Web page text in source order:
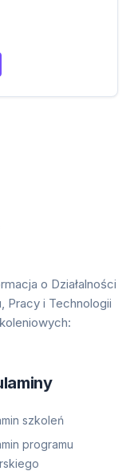
o Działalności
Pracy i Technologii
szkoleń
programu